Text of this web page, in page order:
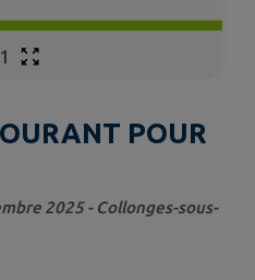
1
POUR
2025 - Collonges-sous-